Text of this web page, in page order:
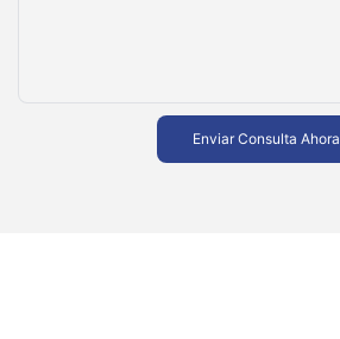
Enviar Consulta Ahora